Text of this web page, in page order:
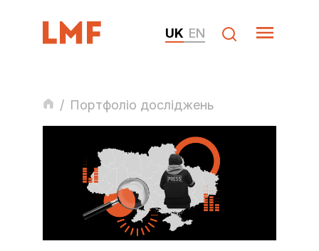
UK EN
/ Портфоліо досліджень